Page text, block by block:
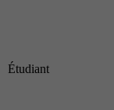
Étudiant